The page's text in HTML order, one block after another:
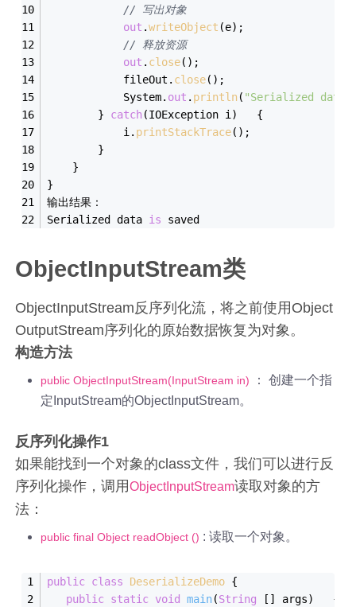
// 写出对象
out .writeObject (e);
// 释放资源
out . close();
        	fileOut.
close();
        	System.
out . println( "Serialized data
        }
catch(IOException i)   {
            i.
printStackTrace();
        }
   	}
}
输出结果：
Serialized data is saved
ObjectInputStream类
ObjectInputStream反序列化流，将之前使用Object
OutputStream序列化的原始数据恢复为对象。
构造方法
public ObjectInputStream(InputStream in)
： 创建一个指
定InputStream的ObjectInputStream。
反序列化操作1
如果能找到一个对象的class文件，我们可以进行反
序列化操作，调用ObjectInputStream读取对象的方
法：
public final Object readObject () : 读取一个对象。
public class DeserializeDemo {
public static void main(String [] args)
{